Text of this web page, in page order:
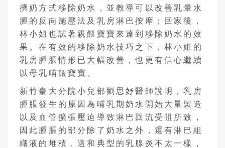
擠奶方式移除奶水，並教導可以改善乳暈水
腫的反向施壓法及乳房淋巴按摩；回家後，
林小姐也試著親餵寶寶來達到移除奶水的效
果。在有效的移除奶水技巧之下，林小姐的
乳房腫脹情形已大幅改善，也更有信心繼續
以母乳哺餵寶寶。
新竹臺大分院小兒部劉思妤醫師說明，乳房
腫脹發生的原因為哺乳期奶水開始大量製造
以及血管擴張壓迫導致淋巴回流受阻所致，
因此腫脹的部分除了奶水之外，還有淋巴組
織液的堆積，這和典型的乳腺炎不太一樣，